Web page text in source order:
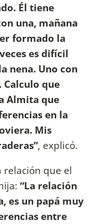
Él tiene
una, mañana
formado la
es difícil
nena. Uno con
que
Almita que
en la
Mis
, explicó.
relación que el
“La relación
es un papá muy
entre